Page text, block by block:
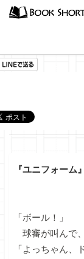
『ユニフォーム
「ボール！」
球審が叫んで
「よっちゃん、